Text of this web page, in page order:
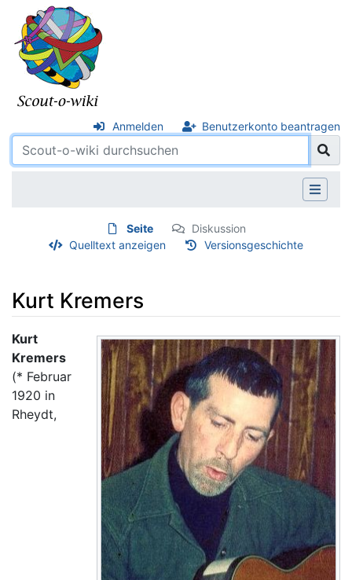
Anmelden Benutzerkonto beantragen
Seite
Diskussion
Quelltext anzeigen
Versionsgeschichte
Kurt Kremers
Wechseln zu: Navigation,Suche
Kurt
Kremers
(* Februar
1920 in
Rheydt,